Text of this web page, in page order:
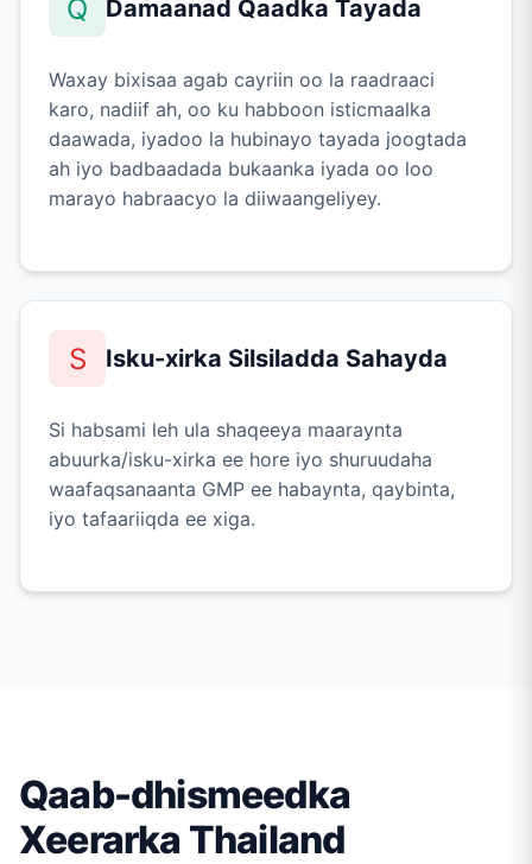
Q Damaanad Qaadka Tayada
Waxay bixisaa agab cayriin oo la raadraaci
karo, nadiif ah, oo ku habboon isticmaalka
daawada, iyadoo la hubinayo tayada joogtada
ah iyo badbaadada bukaanka iyada oo loo
marayo habraacyo la diiwaangeliyey.
S Isku-xirka Silsiladda Sahayda
Si habsami leh ula shaqeeya maaraynta
abuurka/isku-xirka ee hore iyo shuruudaha
waafaqsanaanta GMP ee habaynta, qaybinta,
iyo tafaariiqda ee xiga.
Qaab-dhismeedka
Xeerarka Thailand